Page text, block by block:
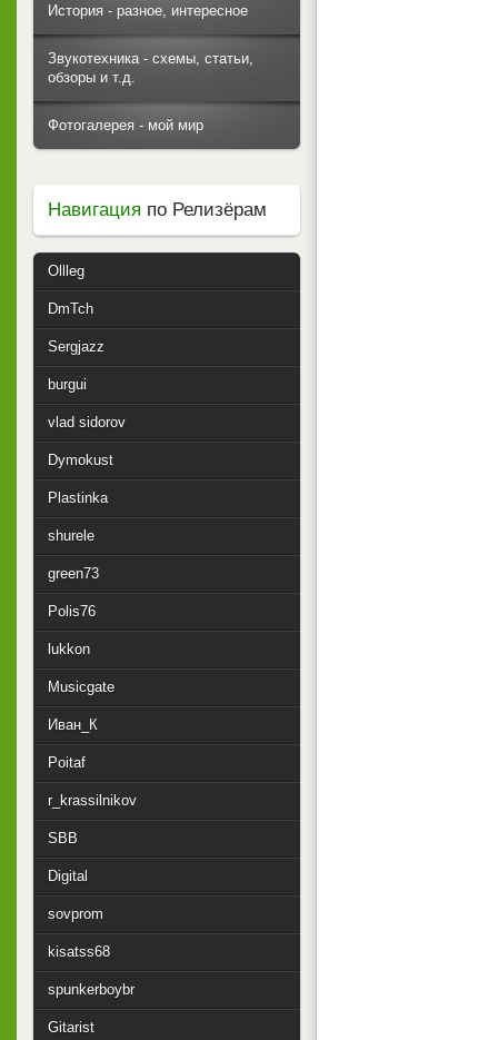
История - разное, интересное
Звукотехника - схемы, статьи,
обзоры и т.д.
Фотогалерея - мой мир
Навигация по Релизёрам
Ollleg
DmTch
Sergjazz
burgui
vlad sidorov
Dymokust
Plastinka
shurele
green73
Polis76
lukkon
Musicgate
Иван_К
Poitaf
r_krassilnikov
SBB
Digital
sovprom
kisatss68
spunkerboybr
Gitarist